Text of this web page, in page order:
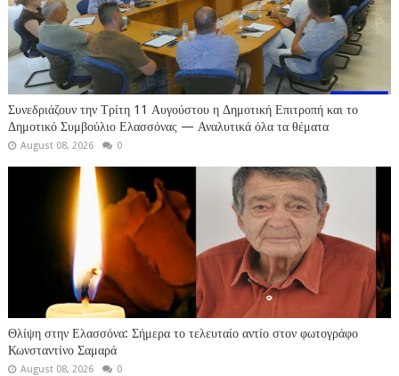
Συνεδριάζουν την Τρίτη 11 Αυγούστου η Δημοτική Επιτροπή και το
Δημοτικό Συμβούλιο Ελασσόνας — Αναλυτικά όλα τα θέματα
August 08, 2026 0
Θλίψη στην Ελασσόνα: Σήμερα το τελευταίο αντίο στον φωτογράφο
Κωνσταντίνο Σαμαρά
August 08, 2026 0